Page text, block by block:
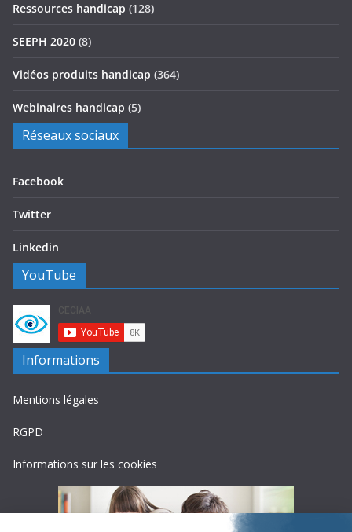
Ressources handicap (128)
SEEPH 2020 (8)
Vidéos produits handicap (364)
Webinaires handicap (5)
Réseaux sociaux
Facebook
Twitter
Linkedin
YouTube
Informations
Mentions légales
RGPD
Informations sur les cookies